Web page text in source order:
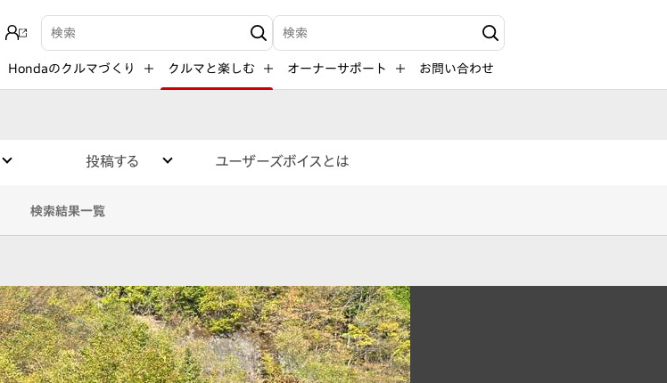
検索キーワード入力 検索キーワード入力
Hondaのクルマづくり クルマと楽しむ オーナーサポート お問い合わせ
投稿する ユーザーズボイスとは
検索結果一覧